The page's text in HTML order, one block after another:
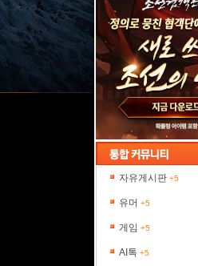
자유게시판 +5
유머 +5
게임 +5
AI톡 +5